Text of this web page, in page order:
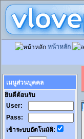
หน้าหลัก
เมนูส่วนบุคคล
ยินดีต้อนรับ
User:
Pass:
เข้าระบบอัตโนมัติ: